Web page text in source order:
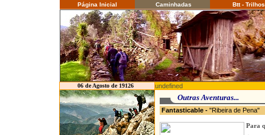
Página Inicial Caminhadas Btt - Trilhos
06 de Agosto de 19126 undefined
Outras Aventuras...
Fantasticable - "Ribeira de
Para